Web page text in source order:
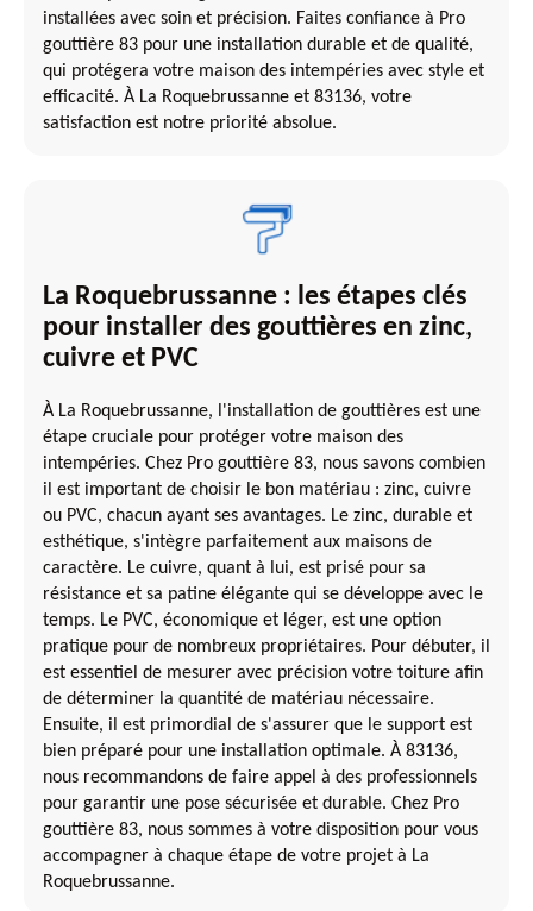
installées avec soin et précision. Faites confiance à Pro
gouttière 83 pour une installation durable et de qualité,
qui protégera votre maison des intempéries avec style et
efficacité. À La Roquebrussanne et 83136, votre
satisfaction est notre priorité absolue.
La Roquebrussanne : les étapes clés
pour installer des gouttières en zinc,
cuivre et PVC
À La Roquebrussanne, l'installation de gouttières est une
étape cruciale pour protéger votre maison des
intempéries. Chez Pro gouttière 83, nous savons combien
il est important de choisir le bon matériau : zinc, cuivre
ou PVC, chacun ayant ses avantages. Le zinc, durable et
esthétique, s'intègre parfaitement aux maisons de
caractère. Le cuivre, quant à lui, est prisé pour sa
résistance et sa patine élégante qui se développe avec le
temps. Le PVC, économique et léger, est une option
pratique pour de nombreux propriétaires. Pour débuter, il
est essentiel de mesurer avec précision votre toiture afin
de déterminer la quantité de matériau nécessaire.
Ensuite, il est primordial de s'assurer que le support est
bien préparé pour une installation optimale. À 83136,
nous recommandons de faire appel à des professionnels
pour garantir une pose sécurisée et durable. Chez Pro
gouttière 83, nous sommes à votre disposition pour vous
accompagner à chaque étape de votre projet à La
Roquebrussanne.